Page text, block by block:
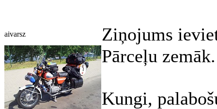
aivarsz Ziņojums
Pārceļu zemāk.
Kungi,